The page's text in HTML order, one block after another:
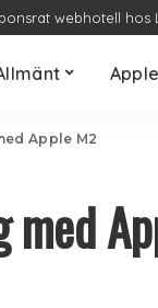
webhotell hos
Apple
Apple M2
med